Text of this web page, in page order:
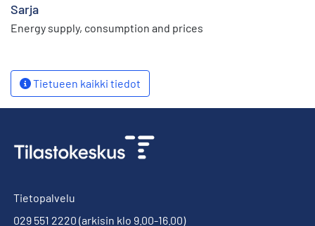
Sarja
Energy supply, consumption and prices
Tietueen kaikki tiedot
Tietopalvelu
029 551 2220 (arkisin klo 9.00-16.00)